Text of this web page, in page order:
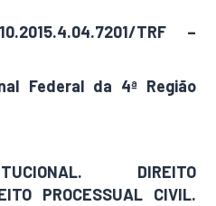
TRF –
Federal da 4ª Região
DIREITO
PROCESSUAL CIVIL.